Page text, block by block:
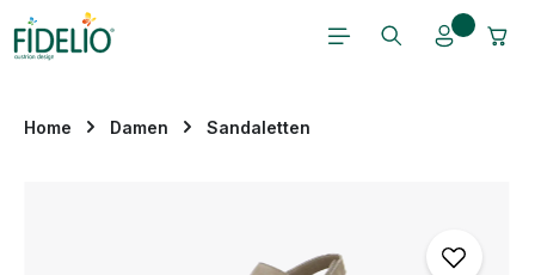
Zum Hauptinhalt springen
Home Damen Sandaletten